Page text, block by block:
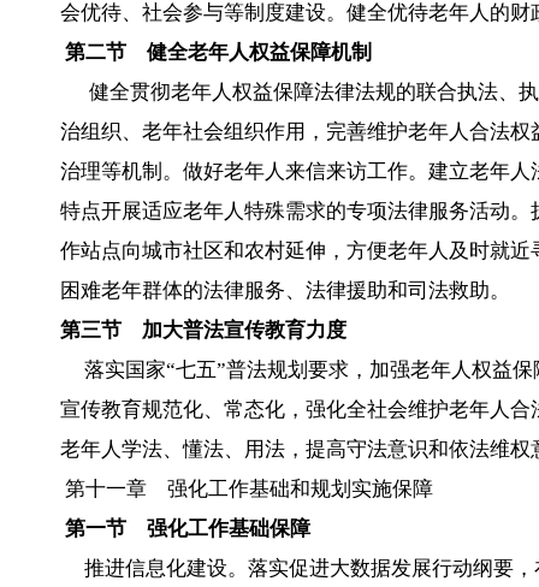
会优待、社会参与等制度建设。健全优待老年人的
第二节 健全老年人权益保障机制
健全贯彻老年人权益保障法律法规的联合执法、
治组织、老年社会组织作用，完善维护老年人合法
治理等机制。做好老年人来信来访工作。建立老年
特点开展适应老年人特殊需求的专项法律服务活动
作站点向城市社区和农村延伸，方便老年人及时就
困难老年群体的法律服务、法律援助和司法救助。
第三节 加大普法宣传教育力度
落实国家“七五”普法规划要求，加强老年人权益
宣传教育规范化、常态化，强化全社会维护老年人
老年人学法、懂法、用法，提高守法意识和依法维权
第十一章 强化工作基础和规划实施保障
第一节 强化工作基础保障
推进信息化建设。落实促进大数据发展行动纲要